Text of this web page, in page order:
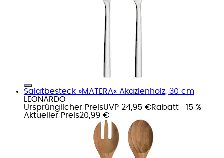
Salatbesteck »MATERA« Akazienholz, 30 cm
LEONARDO
Ursprünglicher PreisUVP 24,95 €Rabatt- 15 %
Aktueller Preis20,99 €